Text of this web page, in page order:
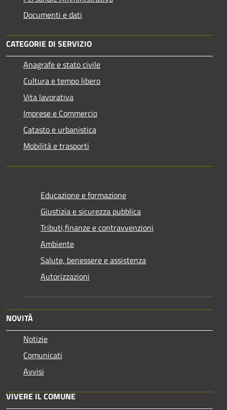
Documenti e dati
CATEGORIE DI SERVIZIO
Anagrafe e stato civile
Cultura e tempo libero
Vita lavorativa
Imprese e Commercio
Catasto e urbanistica
Mobilità e trasporti
Educazione e formazione
Giustizia e sicurezza pubblica
Tributi,finanze e contravvenzioni
Ambiente
Salute, benessere e assistenza
Autorizzazioni
NOVITÀ
Notizie
Comunicati
Avvisi
VIVERE IL COMUNE